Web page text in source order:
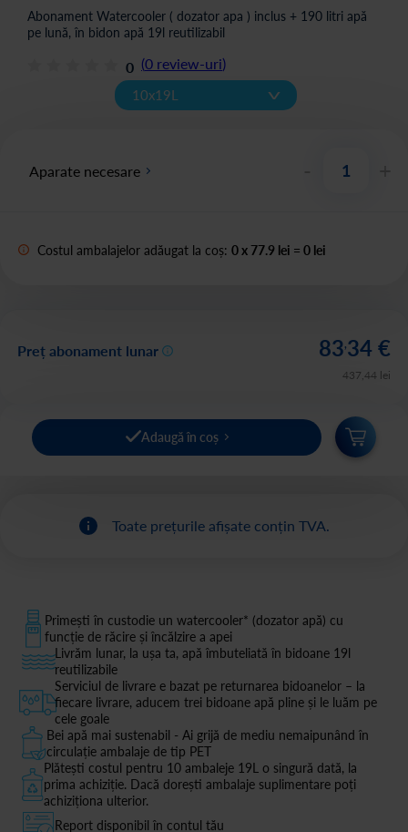
Abonament Watercooler ( dozator apa ) inclus + 190 litri apă
pe lună, în bidon apă 19l reutilizabil
0 (0 review-uri)
v
10x19L
Aparate necesare
Costul ambalajelor adăugat la coș: 0x 77.9 lei = 0 lei
Preț abonament lunar 83,34 €
437,44 lei
Adaugă în coș
Toate prețurile afișate conțin TVA.
Primești în custodie un watercooler* (dozator apă) cu
funcție de răcire și încălzire a apei
Livrăm lunar, la ușa ta, apă îmbuteliată în bidoane 19l
reutilizabile
Serviciul de livrare e bazat pe returnarea bidoanelor – la
fiecare livrare, aducem trei bidoane apă pline și le luăm pe
cele goale
Bei apă mai sustenabil - Ai grijă de mediu nemaipunând în
circulație ambalaje de tip PET
Plătești costul pentru 10 ambaleje 19L o singură dată, la
prima achiziție. Dacă dorești ambalaje suplimentare poți
achiziționa ulterior.
Report disponibil în contul tău